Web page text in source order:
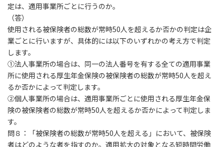
定は、適用事業所ごとに行うのか。
（答）
使用される被保険者の総数が常時50人を超えるか否かの判定は企
業ごとに行いますが、具体的には以下のいずれかの考え方で判定
します。
①法人事業所の場合は、同一の法人番号を有する全ての適用事業
所に使用される厚生年金保険の被保険者の総数が常時50人を超え
るか否かによって判定します。
②個人事業所の場合は、適用事業所ごとに使用される厚生年金保
険の被保険者の総数が常時50人を超えるか否かによって判定しま
す。
問８：「被保険者の総数が常時50人を超える」において、被保険
者はどのような者を指すのか。適用拡大の対象となる短時間労働